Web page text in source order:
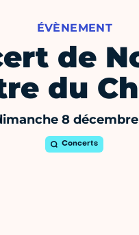
ÉVÈNEMENT
de
du
8
Concerts